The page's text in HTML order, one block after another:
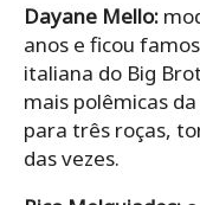
Dayane Mello:
anos e ficou
italiana do Big
mais polêmicas
para três roças,
das vezes.